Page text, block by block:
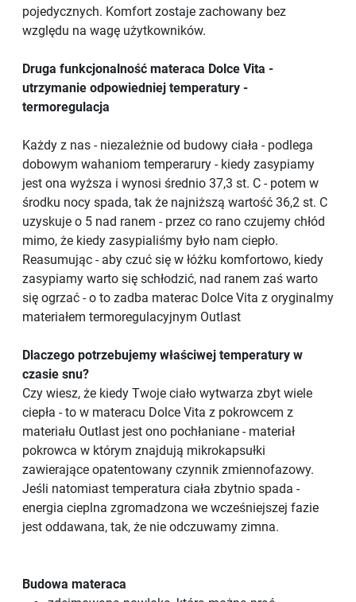
pojedycznych. Komfort zostaje zachowany bez
względu na wagę użytkowników.
Druga funkcjonalność materaca Dolce Vita -
utrzymanie odpowiedniej temperatury -
termoregulacja
Każdy z nas - niezależnie od budowy ciała - podlega
dobowym wahaniom temperarury - kiedy zasypiamy
jest ona wyższa i wynosi średnio 37,3 st. C - potem w
środku nocy spada, tak że najniższą wartość 36,2 st. C
uzyskuje o 5 nad ranem - przez co rano czujemy chłód
mimo, że kiedy zasypialiśmy było nam ciepło.
Reasumując - aby czuć się w łóżku komfortowo, kiedy
zasypiamy warto się schłodzić, nad ranem zaś warto
się ogrzać - o to zadba materac Dolce Vita z oryginalmy
materiałem termoregulacyjnym Outlast
Dlaczego potrzebujemy właściwej temperatury w
czasie snu?
Czy wiesz, że kiedy Twoje ciało wytwarza zbyt wiele
ciepła - to w materacu Dolce Vita z pokrowcem z
materiału Outlast jest ono pochłaniane - materiał
pokrowca w którym znajdują mikrokapsułki
zawierające opatentowany czynnik zmiennofazowy.
Jeśli natomiast temperatura ciała zbytnio spada -
energia cieplna zgromadzona we wcześniejszej fazie
jest oddawana, tak, że nie odczuwamy zimna.
Budowa materaca